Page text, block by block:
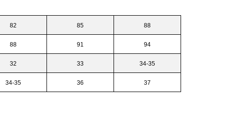
82 85 88
88 91 94
32 33 34-35
34-35 36 37